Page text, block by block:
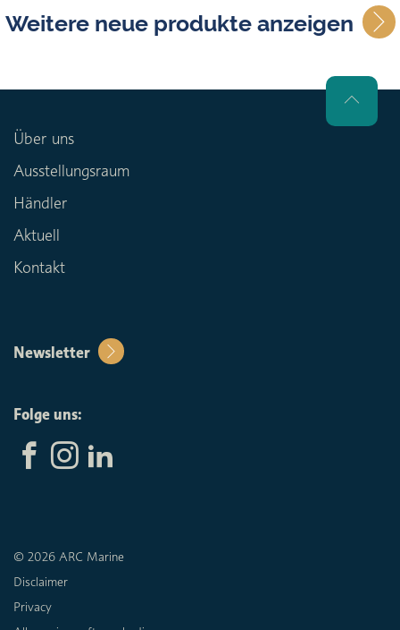
Weitere neue produkte anzeigen
Über uns
Ausstellungsraum
Händler
Aktuell
Kontakt
Newsletter
Folge uns:
© 2026 ARC Marine
Disclaimer
Privacy